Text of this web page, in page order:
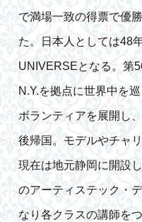
で満場一致の得票で優
た。日本人としては48
UNIVERSEとなる。第
N.Y.を拠点に世界中を
ボランティアを展開し
後帰国。モデルやチャ
現在は地元静岡に開設
のアーティステック・
なり各クラスの講師を